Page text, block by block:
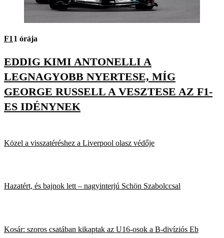
F1 1 órája
EDDIG KIMI ANTONELLI A
LEGNAGYOBB NYERTESE, MÍG
GEORGE RUSSELL A VESZTESE AZ F1-
ES IDÉNYNEK
Közel a visszatéréshez a Liverpool olasz védője
Hazatért, és bajnok lett – nagyinterjú Schön Szabolccsal
Kosár: szoros csatában kikaptak az U16-osok a B-divíziós Eb